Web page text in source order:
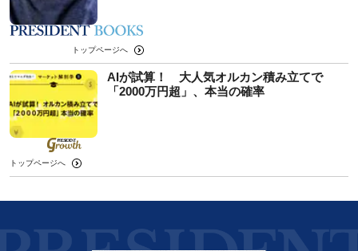
トップページへ
AIが試算！ 大人気オルカン積み立てで
「2000万円超」、本当の確率
トップページへ